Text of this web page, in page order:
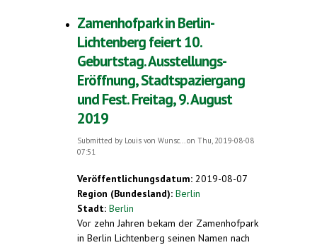
Zamenhofpark in Berlin-
Lichtenberg feiert 10.
Geburtstag. Ausstellungs-
Eröffnung, Stadtspaziergang
und Fest. Freitag, 9. August
2019
Submitted by Louis von Wunsc...
on Thu, 2019-08-08
07:51
Veröffentlichungsdatum: 2019-08-07
Region (Bundesland): Berlin
Stadt: Berlin
Vor zehn Jahren bekam der Zamenhofpark
in Berlin Lichtenberg seinen Namen nach